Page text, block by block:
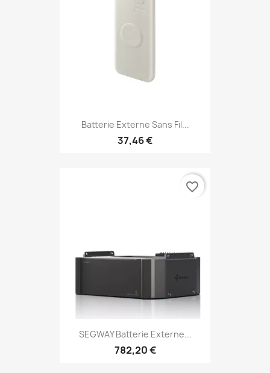
Batterie Externe Sans Fil...
37,46 €
SEGWAY Batterie Externe...
782,20 €
favorite_border